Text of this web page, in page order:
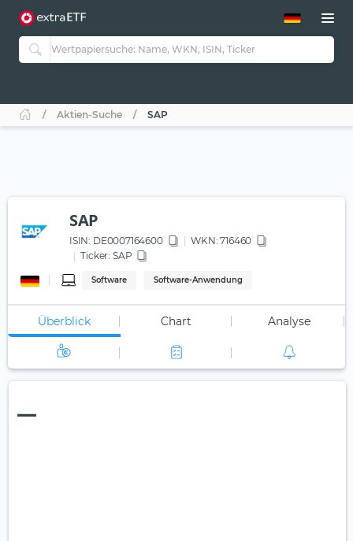
ETF-Guide 2.0
Guide Aktive ETFs
ETF-Sparpläne
Aktien-Suche SAP
SAP
ISIN: DE0007164600 WKN: 716460
Ticker: SAP
Software Software-Anwendung
Überblick Chart Analyse
—